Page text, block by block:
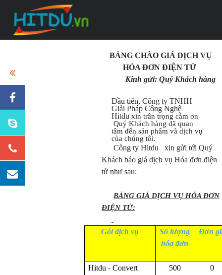
BẢNG CHÀO GIÁ DỊCH VỤ
HÓA ĐƠN ĐIỆN TỬ
Kính gửi: Quý Khách hàng
Đầu tiên, Công ty TNHH
Giải Pháp Công Nghệ
Hitdu xin trân trọng cảm ơn
Quý Khách hàng đã quan
tâm đến sản phẩm và dịch vụ
của chúng tôi.
Công ty Hitdu xin gửi tới Quý
Khách báo giá dịch vụ Hóa đơn điện
tử như sau:
BẢNG GIÁ DỊCH VỤ HÓA ĐƠN
ĐIỆN TỬ:
Gói dịch vụ
Số lượng
hóa đơn
Đơn
Hitdu - Convert 500 0